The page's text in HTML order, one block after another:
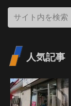
人気記事